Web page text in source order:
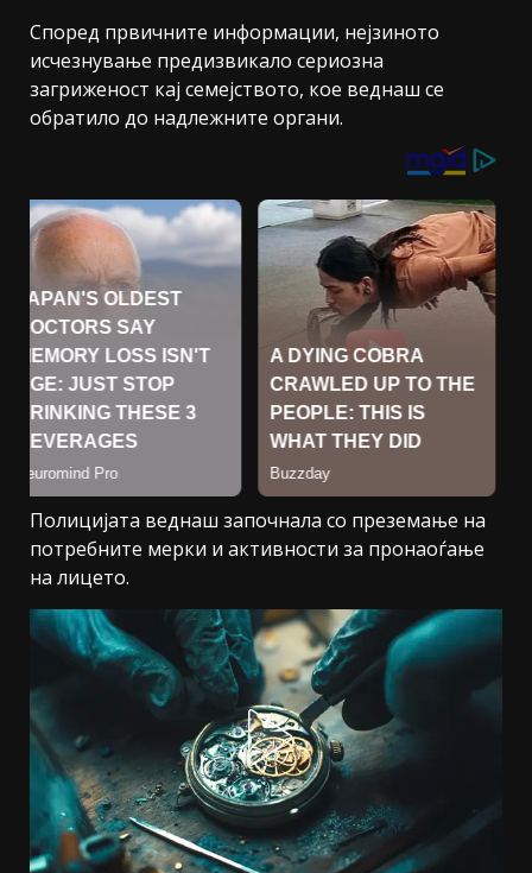
Според првичните информации, нејзиното
исчезнување предизвикало сериозна
загриженост кај семејството, кое веднаш се
обратило до надлежните органи.
Полицијата веднаш започнала со преземање на
потребните мерки и активности за пронаоѓање
на лицето.